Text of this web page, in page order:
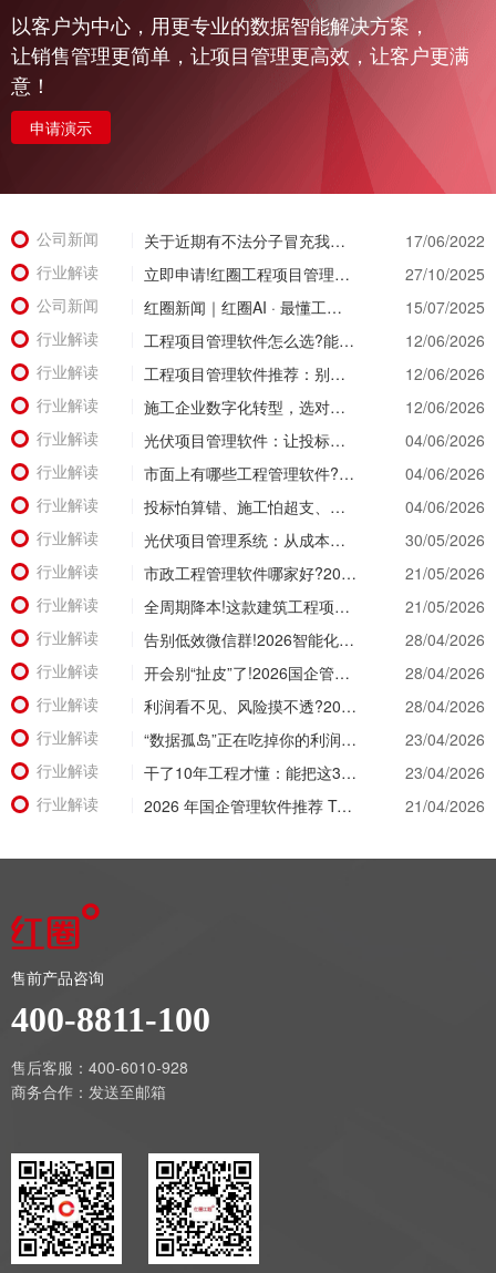
以客户为中心，用更专业的数据智能解决方案，
让销售管理更简单，让项目管理更高效，让客户更满
意！
申请演示
公司新闻 关于近期有不法分子冒充我公司实施诈骗活动的公示函
17/06/2022
行业解读
立即申请!红圈工程项目管理系统免费试用重磅开启，亲身体验智慧管理新篇章!
27/10/2025
公司新闻
红圈新闻｜红圈AI · 最懂工程：用智能引擎重塑工程管理新范式
15/07/2025
行业解读
工程项目管理软件怎么选?能同时管住资金、成本、进度的才靠谱
12/06/2026
行业解读
工程项目管理软件推荐：别等年底才知道亏了!这套系统让每一分钱都有迹可循
12/06/2026
行业解读
施工企业数字化转型，选对工具比盲目上系统更重要
12/06/2026
行业解读
光伏项目管理软件：让投标管理跑在竞争前面
04/06/2026
行业解读
市面上有哪些工程管理软件?2026年八大主流工具深度盘点
04/06/2026
行业解读
投标怕算错、施工怕超支、结算怕扯皮?这款施工成本管理系统一招全解决
04/06/2026
行业解读
光伏项目管理系统：从成本失控到利润可控，老板只需做对一步
30/05/2026
行业解读
市政工程管理软件哪家好?2026年精细化管理工具选型全攻略
21/05/2026
行业解读
全周期降本!这款建筑工程项目管理系统，从投标测算一路控到竣工结算
21/05/2026
行业解读
告别低效微信群!2026智能化升级，看看工程项目管理软件有哪些颠覆级体验?
28/04/2026
行业解读
开会别“扯皮”了!2026国企管理软件推荐，让经营数据替所有人“开口说话”
28/04/2026
行业解读
利润看不见、风险摸不透?2026建筑工程项目管理系统让经营数据“一眼透底”
28/04/2026
行业解读
“数据孤岛”正在吃掉你的利润！2026建筑公司项目管理软件破局之道
23/04/2026
行业解读
干了10年工程才懂：能把这3个数据管明白的工程项目管理软件，才是真神器!
23/04/2026
行业解读
2026 年国企管理软件推荐 Top 5 盘点：核心功能与适用场景深度解析 21/04/2026
售前产品咨询
400-8811-100
售后客服：400-6010-928
商务合作： 发送至邮箱